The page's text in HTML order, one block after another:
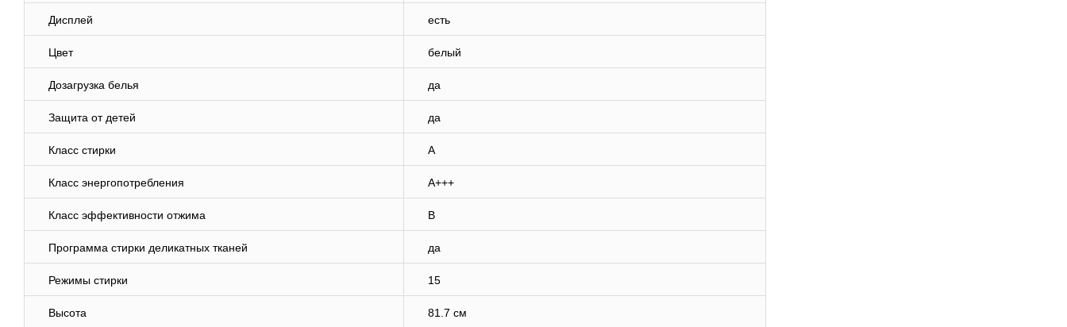
Дисплей есть
Цвет белый
Дозагрузка белья да
Защита от детей да
Класс стирки A
Класс энергопотребления A+++
Класс эффективности отжима B
Программа стирки деликатных тканей да
Режимы стирки 15
Высота 81.7 см